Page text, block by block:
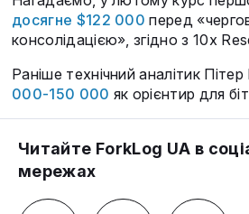
досягне $122 000 перед
консолідацією», згідно з 10x
Раніше технічний аналітик
000-150 000 як орієнтир для
Читайте ForkLog UA в
мережах